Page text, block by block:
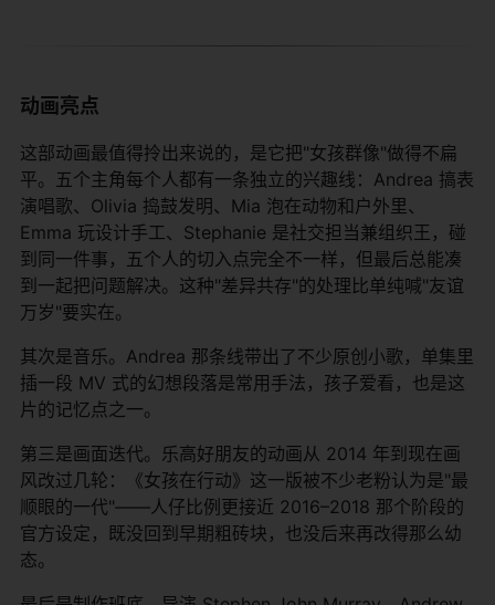
动画亮点
这部动画最值得拎出来说的，是它把"女孩群像"做得不扁
平。五个主角每个人都有一条独立的兴趣线：Andrea 搞表
演唱歌、Olivia 捣鼓发明、Mia 泡在动物和户外里、
Emma 玩设计手工、Stephanie 是社交担当兼组织王，碰
到同一件事，五个人的切入点完全不一样，但最后总能凑
到一起把问题解决。这种"差异共存"的处理比单纯喊"友谊
万岁"要实在。
其次是音乐。Andrea 那条线带出了不少原创小歌，单集里
插一段 MV 式的幻想段落是常用手法，孩子爱看，也是这
片的记忆点之一。
第三是画面迭代。乐高好朋友的动画从 2014 年到现在画
风改过几轮：《女孩在行动》这一版被不少老粉认为是"最
顺眼的一代"——人仔比例更接近 2016–2018 那个阶段的
官方设定，既没回到早期粗砖块，也没后来再改得那么幼
态。